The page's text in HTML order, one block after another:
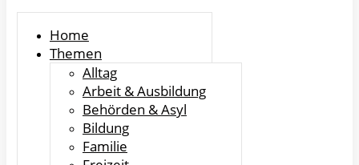
Home
Themen
Alltag
Arbeit & Ausbildung
Behörden & Asyl
Bildung
Familie